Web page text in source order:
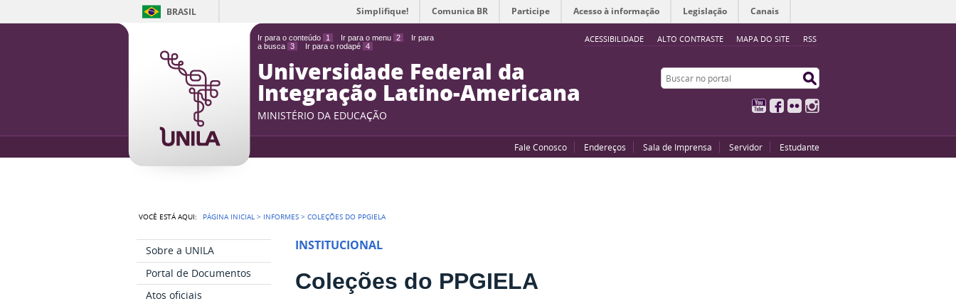
Ir para o conteúdo 1 Ir para o menu 2
Ir para
a busca 3 Ir para o rodapé 4
ACESSIBILIDADE ALTO CONTRASTE MAPA DO SITE RSS
BRASIL Simplifique! Comunica BR Participe Acesso à informação Legislação Canais
Universidade Federal da
Integração Latino-Americana
MINISTÉRIO DA EDUCAÇÃO
Buscar no portal
YouTubeFacebook
Flickr
Fale Conosco Endereços Sala de Imprensa Servidor Estudante
VOCÊ ESTÁ AQUI: PÁGINA INICIAL > INFORMES >COLEÇÕES DO PPGIELA
Sobre a UNILA
Portal de Documentos
Atos oficiais
INSTITUCIONAL
Coleções do PPGIELA